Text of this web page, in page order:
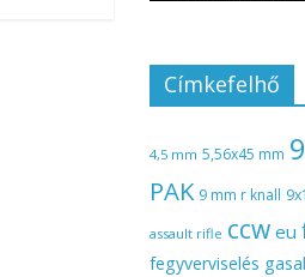
Címkefelhő
4,5 mm 5,56x45 mm
PAK 9 mm r knall
assault rifle ccw eu
fegyverviselés